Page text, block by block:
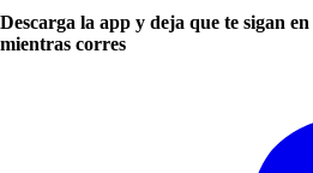
Descarga la app y deja que te sigan
mientras corres